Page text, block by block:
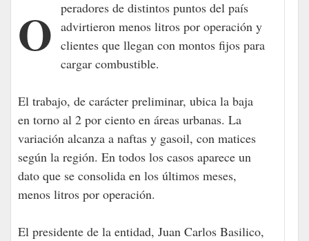
Operadores de distintos puntos del país advirtieron menos litros por operación y
clientes que llegan con montos fijos para
cargar combustible.
El trabajo, de carácter preliminar, ubica la baja
en torno al 2 por ciento en áreas urbanas. La
variación alcanza a naftas y gasoil, con matices
según la región. En todos los casos aparece un
dato que se consolida en los últimos meses,
menos litros por operación.
El presidente de la entidad, Juan Carlos Basilico,